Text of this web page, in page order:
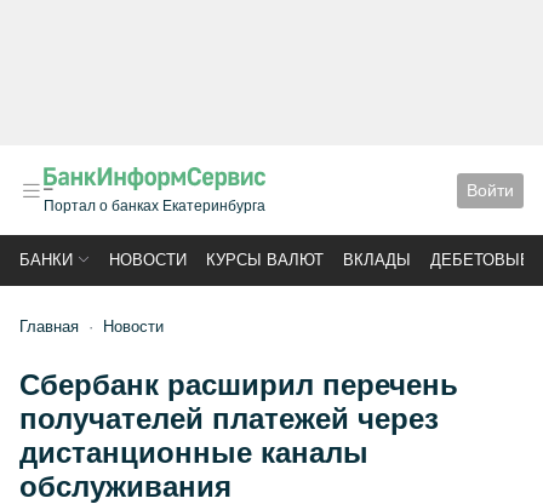
Портал о банках Екатеринбурга
Войти
БАНКИ НОВОСТИ КУРСЫ ВАЛЮТ ВКЛАДЫ ДЕБЕТОВЫЕ
Главная Новости
Сбербанк расширил перечень
получателей платежей через
дистанционные каналы
обслуживания